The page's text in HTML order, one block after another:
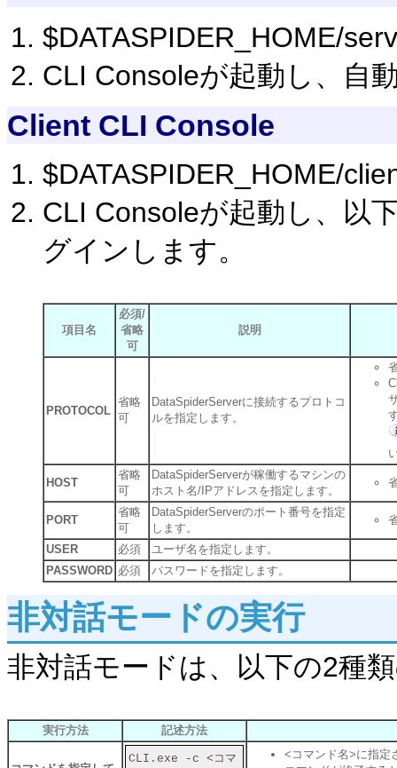
$DATASPIDER_HOME/
CLI Consoleが起動し、自
Client CLI Console
$DATASPIDER_HOME/
CLI Consoleが起動し、以
グインします。
項目名
必須/
省略
可
説明
PROTOCOL
省略
可
DataSpiderServerに接続するプロトコ
ルを指定します。
HOST
省略
可
DataSpiderServerが稼働するマシンの
ホスト名/IPアドレスを指定します。
PORT
省略
可
DataSpiderServerのポート番号を指定
します。
USER 必須
ユーザ名を指定します。
PASSWORD 必須 パスワードを指定します。
非対話モードの実行
非対話モードは、以下の2種
実行方法 記述方法
CLI.exe -c <コマ
<コマンド名>に指定